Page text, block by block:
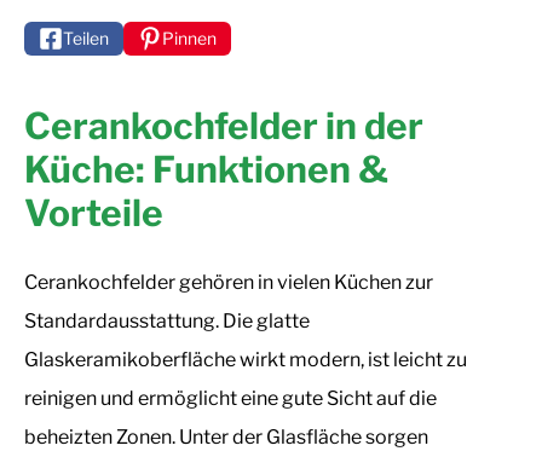
Teilen Pinnen
Cerankochfelder in der
Küche: Funktionen &
Vorteile
Cerankochfelder gehören in vielen Küchen zur
Standardausstattung. Die glatte
Glaskeramikoberfläche wirkt modern, ist leicht zu
reinigen und ermöglicht eine gute Sicht auf die
beheizten Zonen. Unter der Glasfläche sorgen